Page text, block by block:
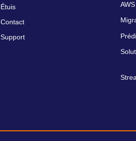
Étuis
Contact
Support